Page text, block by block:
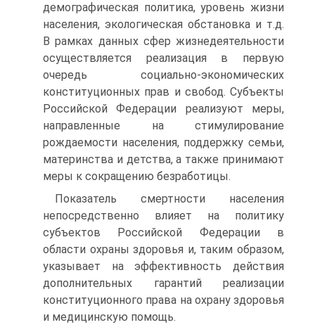
демографическая политика, уровень жизни
населения, экологическая обстановка и т.д.
В рамках данных сфер жизнедеятельности
осуществляется реализация в первую
очередь социально-экономических
конституционных прав и свобод. Субъекты
Российской Федерации реализуют меры,
направленные на стимулирование
рождаемости населения, поддержку семьи,
материнства и детства, а также принимают
меры к сокращению безработицы.
Показатель смертности населения
непосредственно влияет на политику
субъектов Российской Федерации в
области охраны здоровья и, таким образом,
указывает на эффективность действия
дополнительных гарантий реализации
конституционного права на охрану здоровья
и медицинскую помощь.